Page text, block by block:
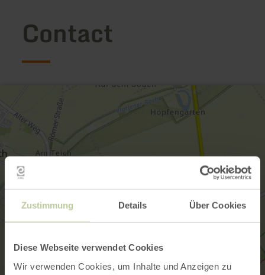
Zustimmung Details Über Cookies
Diese Webseite verwendet Cookies
Wir verwenden Cookies, um Inhalte und Anzeigen zu
Contact